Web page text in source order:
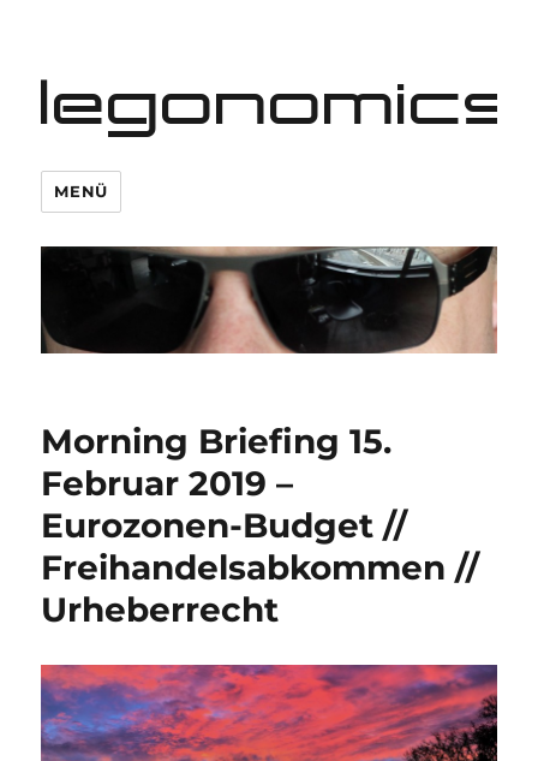
legonomics
MENÜ
Morning Briefing 15.
Februar 2019 –
Eurozonen-Budget //
Freihandelsabkommen //
Urheberrecht